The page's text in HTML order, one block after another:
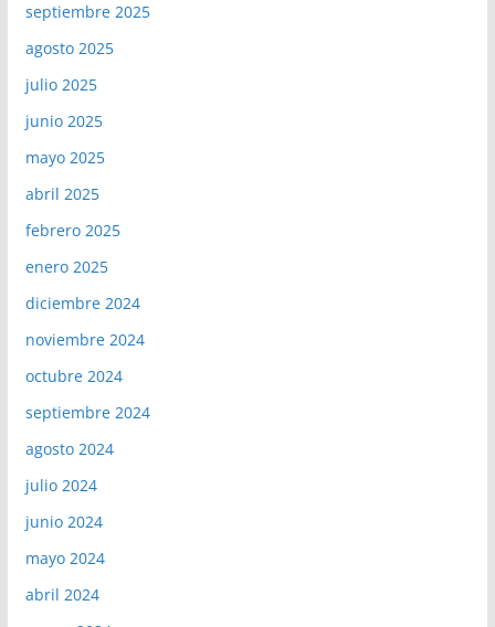
septiembre 2025
agosto 2025
julio 2025
junio 2025
mayo 2025
abril 2025
febrero 2025
enero 2025
diciembre 2024
noviembre 2024
octubre 2024
septiembre 2024
agosto 2024
julio 2024
junio 2024
mayo 2024
abril 2024